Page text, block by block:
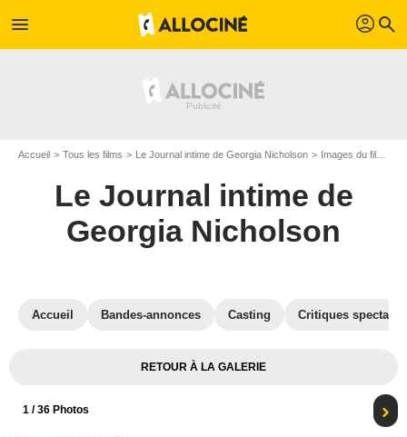
menu profil search
Accueil Tous les films Le Journal intime de Georgia Nicholson Images du film Le Journal intime de Georgia Nicholson
Le Journal intime de
Georgia Nicholson
Accueil Bandes-annonces Casting Critiques
RETOUR À LA GALERIE
1 / 36 Photos